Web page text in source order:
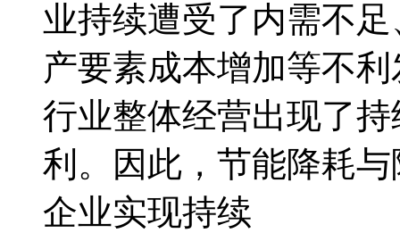
业持续遭受了内需不
产要素成本增加等不
行业整体经营出现了
利。因此，节能降耗
企业实现持续